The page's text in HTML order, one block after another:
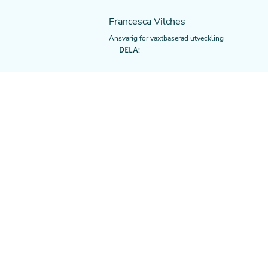
Francesca Vilches
Ansvarig för växtbaserad utveckling
DELA: